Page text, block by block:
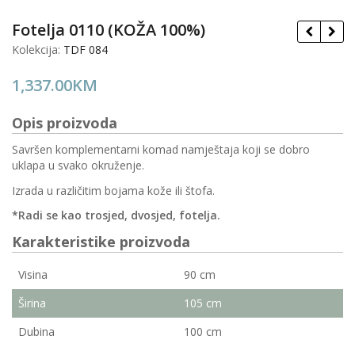
Fotelja 0110 (KOŽA 100%)
Kolekcija: TDF 084
1,337.00KM
Opis proizvoda
Savršen komplementarni komad namještaja koji se dobro
uklapa u svako okruženje.
Izrada u različitim bojama kože ili štofa.
*Radi se kao trosjed, dvosjed, fotelja.
Karakteristike proizvoda
Visina
90 cm
Širina
105 cm
Dubina
100 cm